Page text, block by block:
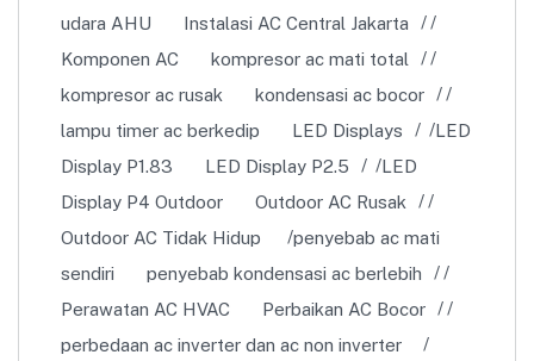
udara AHU
Instalasi AC Central Jakarta
Komponen AC
kompresor ac mati total
kompresor ac rusak
kondensasi ac bocor
lampu timer ac berkedip
LED Displays
LED
Display P1.83
LED Display P2.5
LED
Display P4 Outdoor
Outdoor AC Rusak
Outdoor AC Tidak Hidup
penyebab ac mati
sendiri
penyebab kondensasi ac berlebih
Perawatan AC HVAC
Perbaikan AC Bocor
perbedaan ac inverter dan ac non inverter